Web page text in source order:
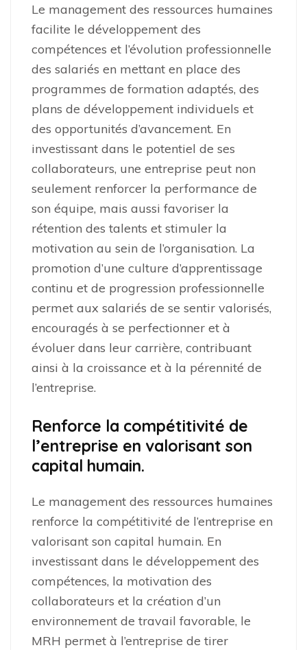
Le management des ressources humaines
facilite le développement des
compétences et l’évolution professionnelle
des salariés en mettant en place des
programmes de formation adaptés, des
plans de développement individuels et
des opportunités d’avancement. En
investissant dans le potentiel de ses
collaborateurs, une entreprise peut non
seulement renforcer la performance de
son équipe, mais aussi favoriser la
rétention des talents et stimuler la
motivation au sein de l’organisation. La
promotion d’une culture d’apprentissage
continu et de progression professionnelle
permet aux salariés de se sentir valorisés,
encouragés à se perfectionner et à
évoluer dans leur carrière, contribuant
ainsi à la croissance et à la pérennité de
l’entreprise.
Renforce la compétitivité de
l’entreprise en valorisant son
capital humain.
Le management des ressources humaines
renforce la compétitivité de l’entreprise en
valorisant son capital humain. En
investissant dans le développement des
compétences, la motivation des
collaborateurs et la création d’un
environnement de travail favorable, le
MRH permet à l’entreprise de tirer